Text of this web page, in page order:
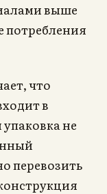
выше
потребления
что
в
не
перевозить